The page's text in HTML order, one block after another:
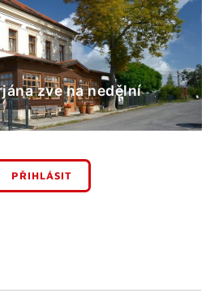
zve na nedělní
PŘIHLÁSIT